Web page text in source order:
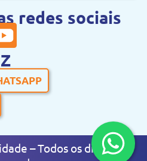
redes sociais
– Todos os direitos